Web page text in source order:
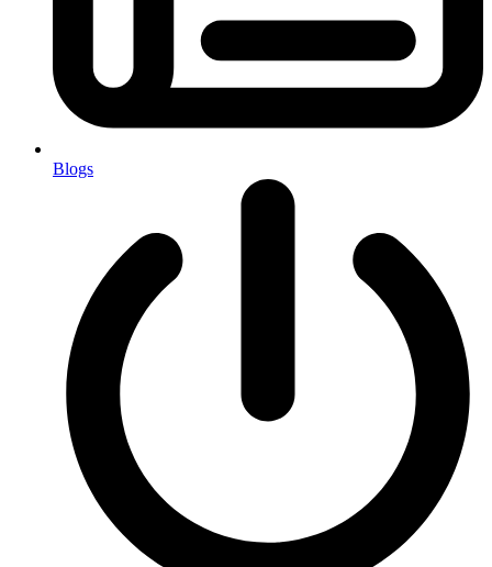
Blogs